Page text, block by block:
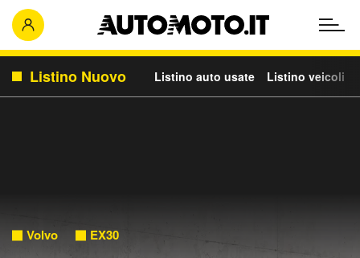
Listino Nuovo Listino auto usate Listino veicoli
Volvo EX30